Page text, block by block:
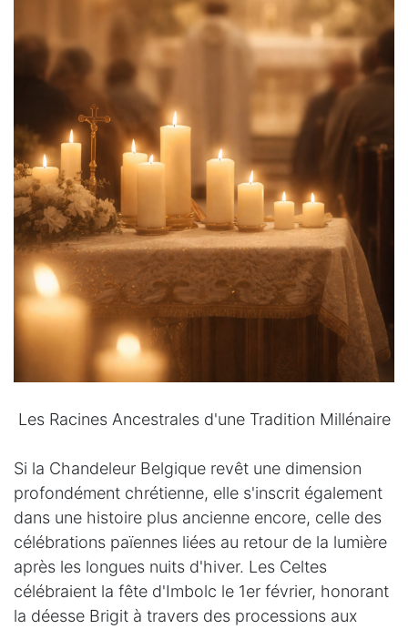
Les Racines Ancestrales d'une Tradition Millénaire
Si la Chandeleur Belgique revêt une dimension
profondément chrétienne, elle s'inscrit également
dans une histoire plus ancienne encore, celle des
célébrations païennes liées au retour de la lumière
après les longues nuits d'hiver. Les Celtes
célébraient la fête d'Imbolc le 1er février, honorant
la déesse Brigit à travers des processions aux